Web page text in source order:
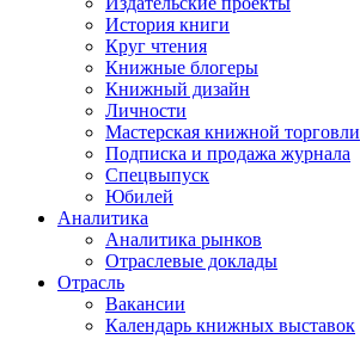
История книги
Круг чтения
Книжные блогеры
Книжный дизайн
Личности
Мастерская книжной торговли
Подписка и продажа журнала
Спецвыпуск
Юбилей
Аналитика
Аналитика рынков
Отраслевые доклады
Отрасль
Вакансии
Календарь книжных выставок